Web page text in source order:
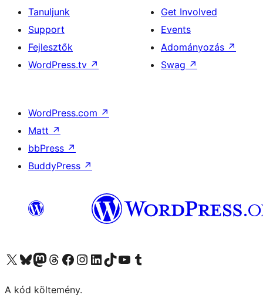
Tanuljunk
Support
Fejlesztők
WordPress.tv ↗
Get Involved
Events
Adományozás ↗
Swag ↗
WordPress.com ↗
Matt ↗
bbPress ↗
BuddyPress ↗
Visit our X (formerly Twitter) account
Visit our Bluesky account
Twitter csatornánk
Visit our Threads account
Facebook oldalunk megtekintése
Visit our Instagram account
Visit our LinkedIn account
Visit our TikTok account
Visit our YouTube channel
Visit our Tumblr account
A kód költemény.